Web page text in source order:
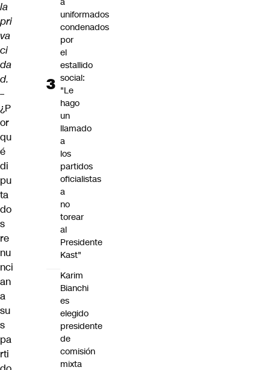
la
pri
va
ci
da
d.
–
¿P
or
qu
é
di
pu
ta
do
s
re
nu
nci
an
a
su
s
pa
rti
uniformados
condenados
por
el
estallido
social:
"Le
hago
un
llamado
a
los
partidos
oficialistas
a
no
torear
al
Presidente
Kast"
Karim
Bianchi
es
elegido
presidente
de
comisión
mixta